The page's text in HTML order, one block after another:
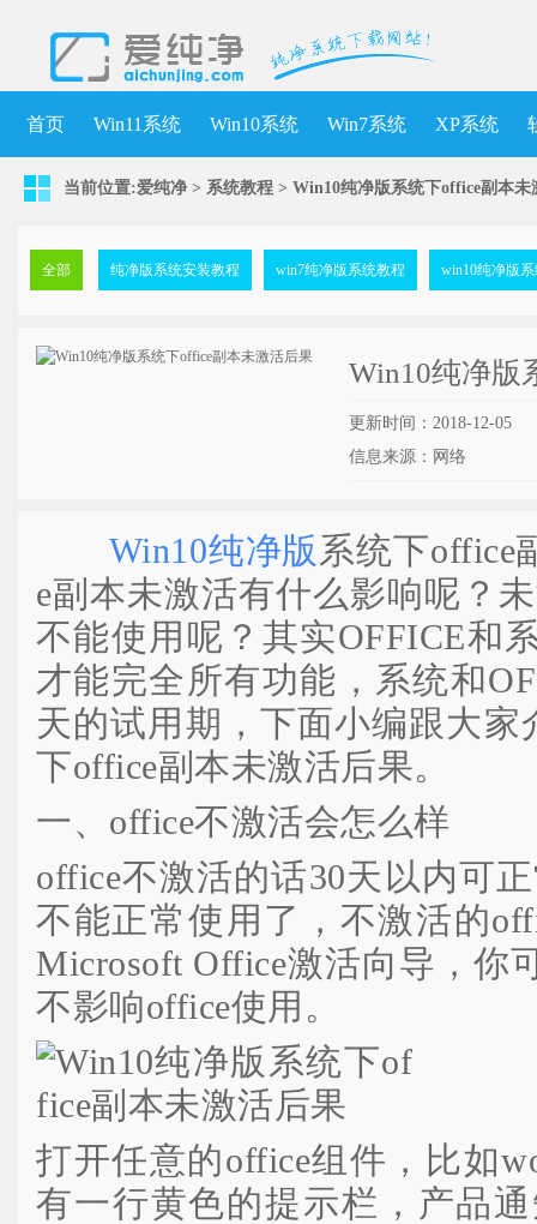
首页 Win11系统 Win10系统 Win7系统 XP系统
当前位置:爱纯净 > 系统教程 > Win10纯净版系统下office副本未
全部 纯净版系统安装教程 win7纯净版系统教程 win10纯净版
Win10纯净版
更新时间：2018-12-05
信息来源：网络
Win10纯净版 系统下office
e副本未激活有什么影响呢？
不能使用呢？其实OFFICE和
才能完全所有功能，系统和
天的试用期，下面小编跟大家
下office副本未激活后果。
一、office不激活会怎么样
office不激活的话30天以内可
不能正常使用了，不激活的
Microsoft Office激活向导，你
不影响office使用。
打开任意的office组件，比如
有一行黄色的提示栏，产品